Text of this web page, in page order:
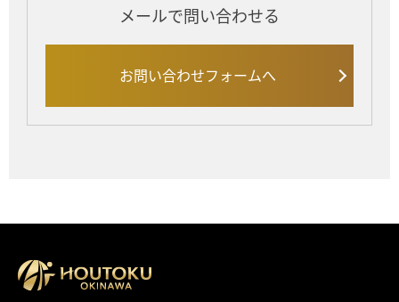
メールで問い合わせる
お問い合わせフォームへ